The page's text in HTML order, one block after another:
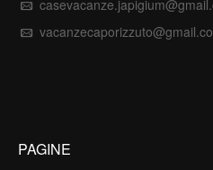
PAGINE